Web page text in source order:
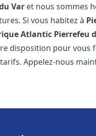
Var et nous sommes
Si vous habitez à
Atlantic Pierrefeu
disposition pour
Appelez-nous